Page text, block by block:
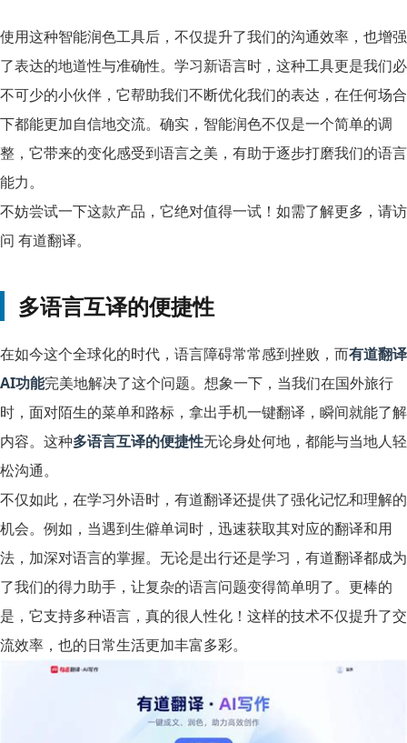
使用这种智能润色工具后，不仅提升了我们的沟通效率，也增强
了表达的地道性与准确性。学习新语言时，这种工具更是我们必
不可少的小伙伴，它帮助我们不断优化我们的表达，在任何场合
下都能更加自信地交流。确实，智能润色不仅是一个简单的调
整，它带来的变化感受到语言之美，有助于逐步打磨我们的语言
能力。
不妨尝试一下这款产品，它绝对值得一试！如需了解更多，请访
问 有道翻译。
多语言互译的便捷性
在如今这个全球化的时代，语言障碍常常感到挫败，而有道翻译
AI功能完美地解决了这个问题。想象一下，当我们在国外旅行
时，面对陌生的菜单和路标，拿出手机一键翻译，瞬间就能了解
内容。这种多语言互译的便捷性无论身处何地，都能与当地人轻
松沟通。
不仅如此，在学习外语时，有道翻译还提供了强化记忆和理解的
机会。例如，当遇到生僻单词时，迅速获取其对应的翻译和用
法，加深对语言的掌握。无论是出行还是学习，有道翻译都成为
了我们的得力助手，让复杂的语言问题变得简单明了。更棒的
是，它支持多种语言，真的很人性化！这样的技术不仅提升了交
流效率，也的日常生活更加丰富多彩。